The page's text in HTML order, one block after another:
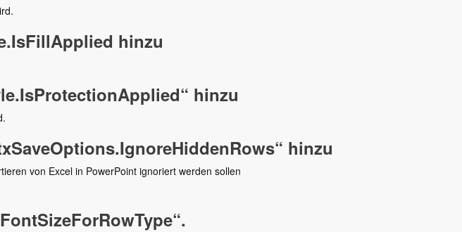
hinzu
hinzu
hinzu
von Excel in PowerPoint ignoriert werden sollen